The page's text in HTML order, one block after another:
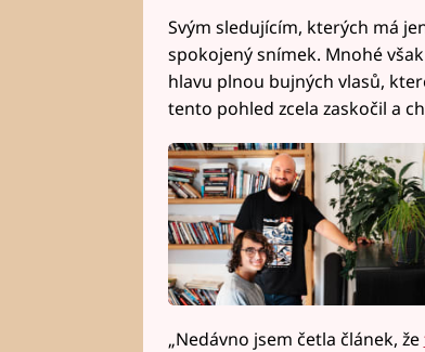
Svým sledujícím, kterých má
spokojený snímek. Mnohé
hlavu plnou bujných vlasů,
tento pohled zcela zaskočil a
„Nedávno jsem četla článek, že